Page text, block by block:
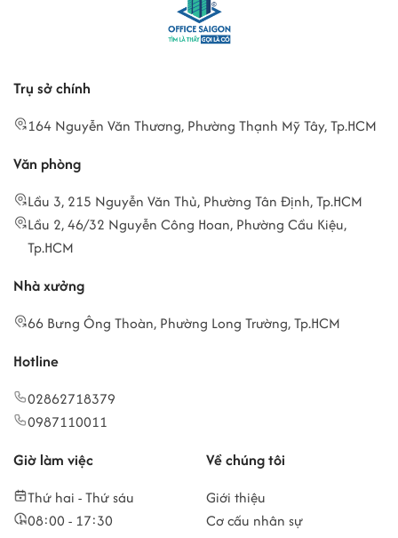
Trụ sở chính
164 Nguyễn Văn Thương, Phường Thạnh Mỹ Tây, Tp.HCM
Văn phòng
Lầu 3, 215 Nguyễn Văn Thủ, Phường Tân Định, Tp.HCM
Lầu 2, 46/32 Nguyễn Công Hoan, Phường Cầu Kiệu,
Tp.HCM
Nhà xưởng
66 Bưng Ông Thoàn, Phường Long Trường, Tp.HCM
Hotline
02862718379
0987110011
Giờ làm việc
Thứ hai - Thứ sáu
08:00 - 17:30
Về chúng tôi
Giới thiệu
Cơ cấu nhân sự